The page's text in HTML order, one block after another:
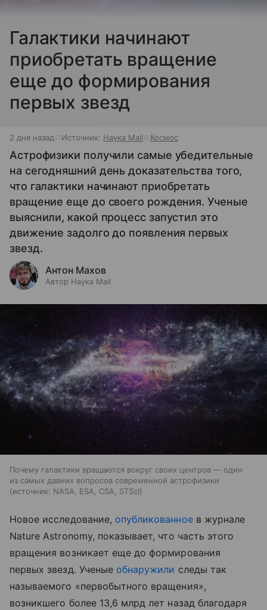
Галактики начинают
приобретать вращение
еще до формирования
первых звезд
2 дня назад Источник: Наука Mail Космос
Астрофизики получили самые убедительные
на сегодняшний день доказательства того,
что галактики начинают приобретать
вращение еще до своего рождения. Ученые
выяснили, какой процесс запустил это
движение задолго до появления первых
звезд.
Антон Махов
Автор Наука Mail
Почему галактики вращаются вокруг своих центров — один
из самых давних вопросов современной астрофизики
источник: NASA, ESA, CSA, STScI
Новое исследование, опубликованноев журнале
Nature Astronomy, показывает, что часть этого
вращения возникает еще до формирования
первых звезд. Ученые обнаружили следы так
называемого «первобытного вращения»,
возникшего более 13,6 млрд лет назад благодаря